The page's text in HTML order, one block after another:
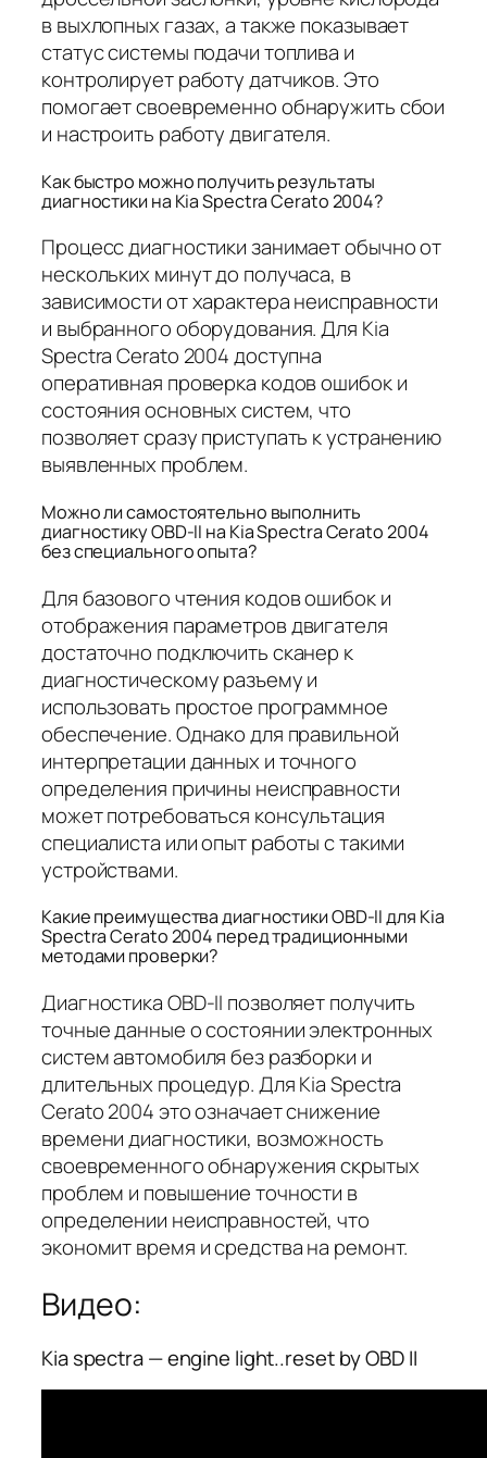
в выхлопных газах, а также показывает
статус системы подачи топлива и
контролирует работу датчиков. Это
помогает своевременно обнаружить сбои
и настроить работу двигателя.
Как быстро можно получить результаты
диагностики на Kia Spectra Cerato 2004?
Процесс диагностики занимает обычно от
нескольких минут до получаса, в
зависимости от характера неисправности
и выбранного оборудования. Для Kia
Spectra Cerato 2004 доступна
оперативная проверка кодов ошибок и
состояния основных систем, что
позволяет сразу приступать к устранению
выявленных проблем.
Можно ли самостоятельно выполнить
диагностику OBD-II на Kia Spectra Cerato 2004
без специального опыта?
Для базового чтения кодов ошибок и
отображения параметров двигателя
достаточно подключить сканер к
диагностическому разъему и
использовать простое программное
обеспечение. Однако для правильной
интерпретации данных и точного
определения причины неисправности
может потребоваться консультация
специалиста или опыт работы с такими
устройствами.
Какие преимущества диагностики OBD-II для Kia
Spectra Cerato 2004 перед традиционными
методами проверки?
Диагностика OBD-II позволяет получить
точные данные о состоянии электронных
систем автомобиля без разборки и
длительных процедур. Для Kia Spectra
Cerato 2004 это означает снижение
времени диагностики, возможность
своевременного обнаружения скрытых
проблем и повышение точности в
определении неисправностей, что
экономит время и средства на ремонт.
Видео:
Kia spectra — engine light..reset by OBD II